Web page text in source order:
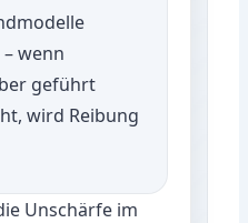
wenn
geführt
wird Reibung
Unschärfe im